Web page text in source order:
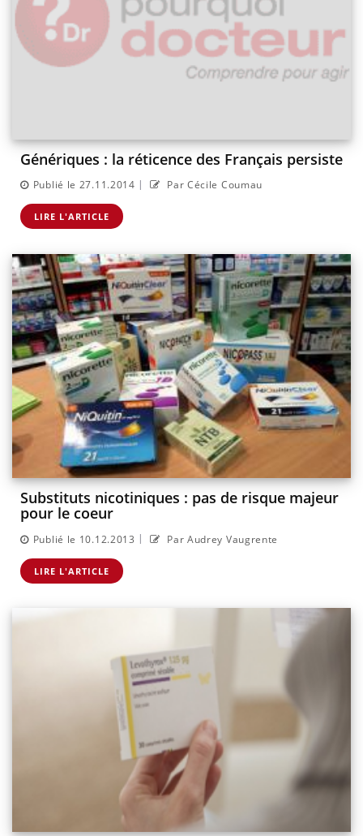
Génériques : la réticence des Français persiste
Publié le 27.11.2014 | Par Cécile Coumau
LIRE L'ARTICLE
Substituts nicotiniques : pas de risque majeur
pour le coeur
Publié le 10.12.2013 | Par Audrey Vaugrente
LIRE L'ARTICLE